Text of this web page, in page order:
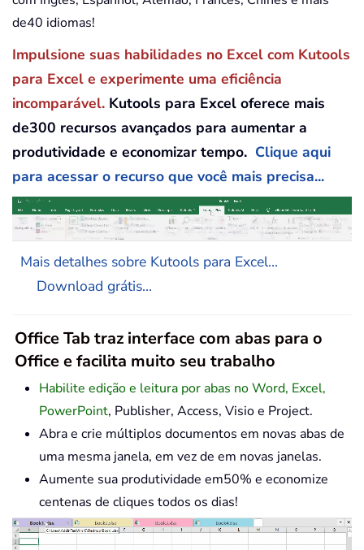
de40 idiomas!
Impulsione suas habilidades no Excel com Kutools
para Excel e experimente uma eficiência
incomparável. Kutools para Excel oferece mais
de300 recursos avançados para aumentar a
produtividade e economizar tempo. Clique aqui
para acessar o recurso que você mais precisa...
Mais detalhes sobre Kutools para Excel...
Download grátis...
Office Tab traz interface com abas para o
Office e facilita muito seu trabalho
Habilite edição e leitura por abas no Word, Excel,
PowerPoint, Publisher, Access, Visio e Project.
Abra e crie múltiplos documentos em novas abas de
uma mesma janela, em vez de em novas janelas.
Aumente sua produtividade em50% e economize
centenas de cliques todos os dias!